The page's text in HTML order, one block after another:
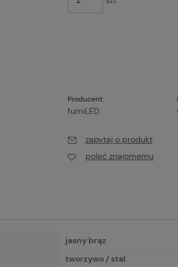
Producent:
furniLED
zapytaj o produkt
poleć znajomemu
jasny brąz
tworzywo / stal